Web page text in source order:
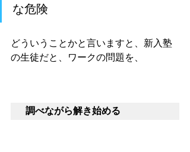
な危険
どういうことかと言いますと、新入塾
の生徒だと、ワークの問題を、
調べながら解き始める